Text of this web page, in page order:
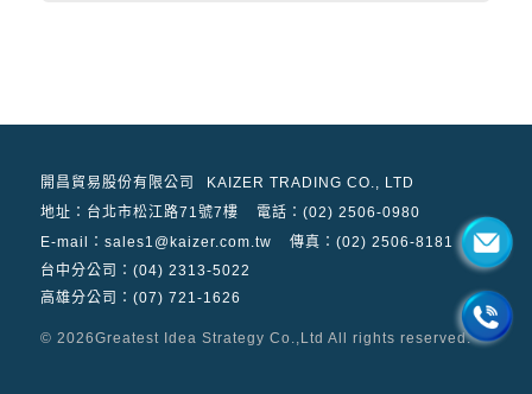
開昌貿易股份有限公司
KAIZER TRADING CO., LTD
地址： 台北市松江路71號7樓
電話：(02) 2506-0980
E-mail：sales1@kaizer.com.tw
傳真：(02) 2506-8181
台中分公司：(04) 2313-5022
高雄分公司：(07) 721-1626
© 2026Greatest Idea Strategy Co.,Ltd All rights reserved.